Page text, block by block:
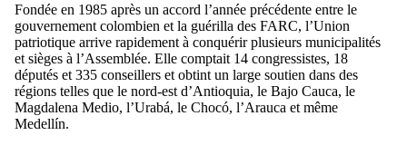
Fondée en 1985 après un accord l’année précédente entre le
gouvernement colombien et la guérilla des FARC, l’Union
patriotique arrive rapidement à conquérir plusieurs municipalités
et sièges à l’Assemblée. Elle comptait 14 congressistes, 18
députés et 335 conseillers et obtint un large soutien dans des
régions telles que le nord-est d’Antioquia, le Bajo Cauca, le
Magdalena Medio, l’Urabá, le Chocó, l’Arauca et même
Medellín.